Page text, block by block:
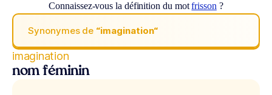
Connaissez-vous la définition du motfrisson ?
Synonymes de “imagination“
imagination
nom féminin